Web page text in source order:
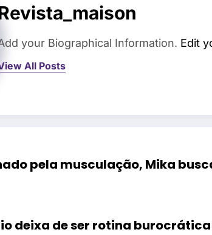
your Biographical Information. Edit
All Posts
pela musculação, Mika
deixa de ser rotina